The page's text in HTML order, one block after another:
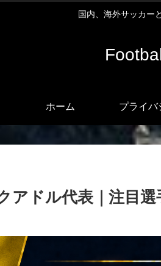
国内、海外サッカー
ホーム プライバ
アドル代表｜注目